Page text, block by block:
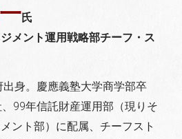
氏
メント運用戦略部チーフ・ス
身。慶應義塾大学商学部卒
99年信託財産運用部（現りそ
ント部）に配属、チーフスト